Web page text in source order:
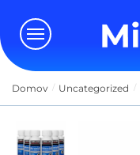
navigation
content
Domov / Uncategorized /